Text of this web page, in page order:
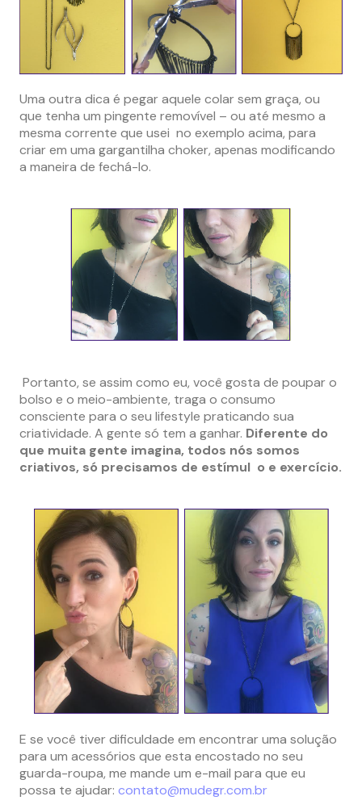
Uma outra dica é pegar aquele colar sem graça, ou
que tenha um pingente removível – ou até mesmo a
mesma corrente que usei no exemplo acima, para
criar em uma gargantilha choker, apenas modificando
a maneira de fechá-lo.
Portanto, se assim como eu, você gosta de poupar o
bolso e o meio-ambiente, traga o consumo
consciente para o seu lifestyle praticando sua
criatividade. A gente só tem a ganhar. Diferente do
que muita gente imagina, todos nós somos
criativos, só precisamos de estímul o e exercício.
E se você tiver dificuldade em encontrar uma solução
para um acessórios que esta encostado no seu
guarda-roupa, me mande um e-mail para que eu
possa te ajudar: contato@mudegr.com.br